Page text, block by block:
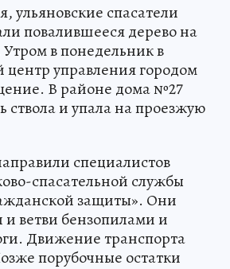
ульяновские спасатели
повалившееся дерево на
в понедельник в
управления городом
В районе дома №27
ствола и упала на проезжую
специалистов
спасательной службы
защиты». Они
и ветви бензопилами и
Движение транспорта
порубочные остатки